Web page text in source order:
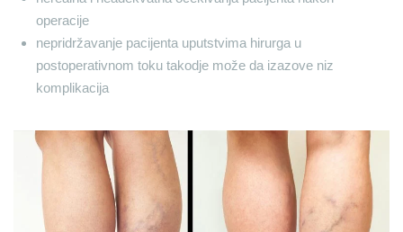
operacije
nepridržavanje pacijenta uputstvima hirurga u
postoperativnom toku takodje može da izazove niz
komplikacija